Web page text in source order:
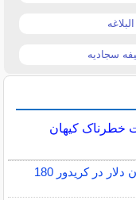
سجادیه
خطرناک کیهان
صلاح قیمت‌ها در بازار طلا ادامه دارد | نوسان دلار در کریدور 180